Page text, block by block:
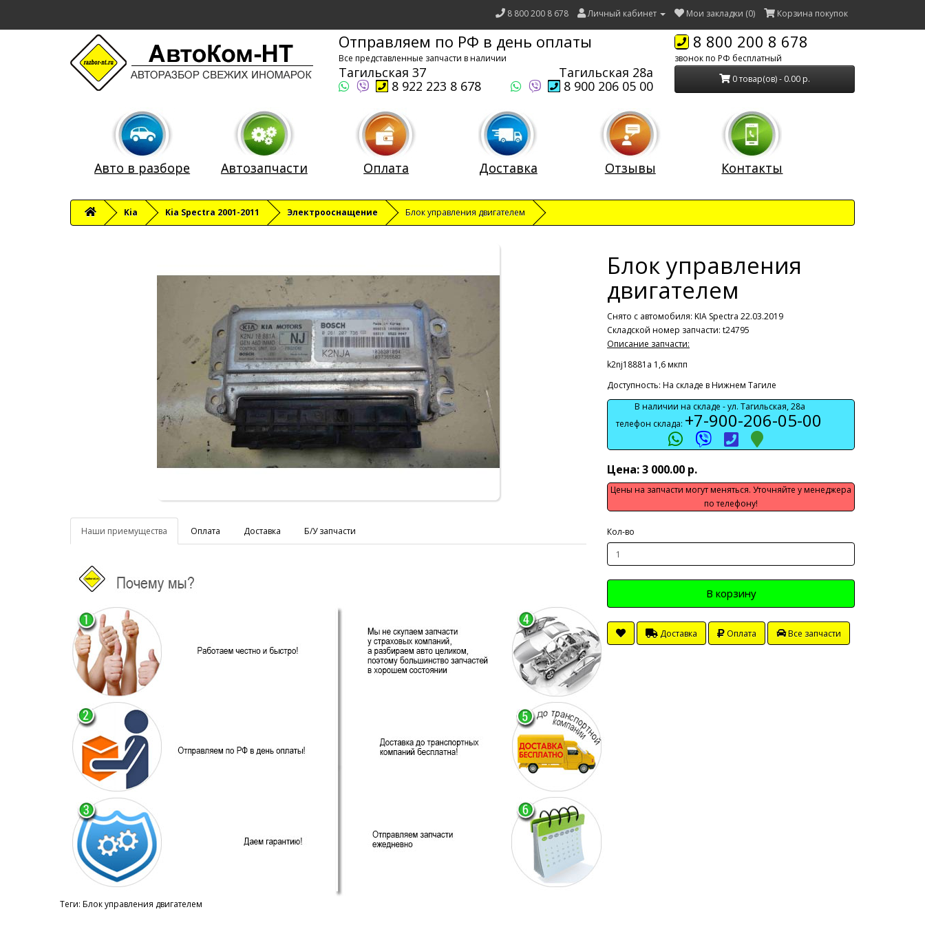
8 800 200 8 678 Личный кабинет Мои закладки (0) Корзина покупок
Отправляем по РФ в день оплаты
Все представленные запчасти в наличии
Тагильская 37
Тагильская 28а
8 922 223 8 678
8 900 206 05 00
8 800 200 8 678
звонок по РФ бесплатный
0 товар(ов) - 0.00 р.
Авто в разборе Автозапчасти Оплата Доставка Отзывы Контакты
Kia Kia Spectra 2001-2011 Электрооснащение Блок управления двигателем
Наши приемущества Оплата Доставка Б/У запчасти
Блок управления
двигателем
Снято с автомобиля: KIA Spectra 22.03.2019
Складской номер запчасти: t24795
Описание запчасти:
k2nj18881a 1,6 мкпп
Доступность: На складе в Нижнем Тагиле
В наличии на складе -ул. Тагильская, 28а
телефон склада: +7-900-206-05-00
Цена: 3 000.00 р.
Цены на запчасти могут меняться. Уточняйте у менеджера
по телефону!
Кол-во
В корзину
Доставка Оплата Все запчасти
Теги: Блок управления двигателем